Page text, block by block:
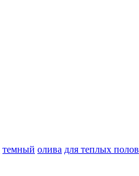
темный олива для теплых полов